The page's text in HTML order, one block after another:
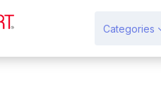
Categories